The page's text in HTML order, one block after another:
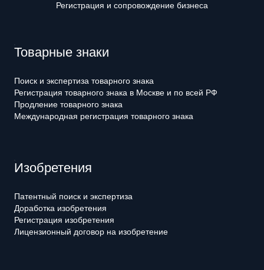
Регистрация и сопровождение бизнеса
Товарные знаки
Поиск и экспертиза товарного знака
Регистрация товарного знака в Москве и по всей РФ
Продление товарного знака
Международная регистрация товарного знака
Изобретения
Патентный поиск и экспертиза
Доработка изобретения
Регистрация изобретения
Лицензионный договор на изобретение